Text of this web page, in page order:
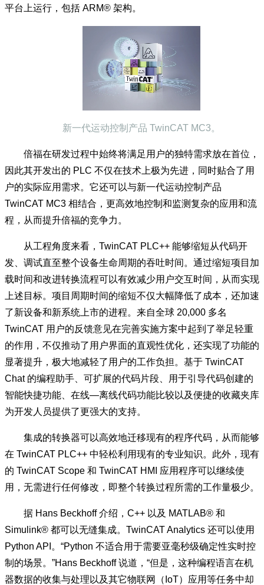
平台上运行，包括 ARM® 架构。
新一代运动控制产品 TwinCAT MC3。
倍福在研发过程中始终将满足用户的独特需求放在首位，
因此其开发出的 PLC 不仅在技术上极为先进，同时贴合了用
户的实际应用需求。它还可以与新一代运动控制产品
TwinCAT MC3 相结合，更高效地控制和监测复杂的应用和流
程，从而提升倍福的竞争力。
从工程角度来看，TwinCAT PLC++ 能够缩短从代码开
发、调试直至整个设备生命周期的吞吐时间。通过缩短项目加
载时间和改进转换流程可以有效减少用户交互时间，从而实现
上述目标。项目周期时间的缩短不仅大幅降低了成本，还加速
了新设备和新系统上市的进程。来自全球 20,000 多名
TwinCAT 用户的反馈意见在完善实施方案中起到了举足轻重
的作用，不仅推动了用户界面的直观性优化，还实现了功能的
显著提升，极大地减轻了用户的工作负担。基于 TwinCAT
Chat 的编程助手、可扩展的代码片段、用于引导代码创建的
智能快捷功能、在线—离线代码功能比较以及便捷的收藏夹库
为开发人员提供了更强大的支持。
集成的转换器可以高效地迁移现有的程序代码，从而能够
在 TwinCAT PLC++ 中轻松利用现有的专业知识。此外，现有
的 TwinCAT Scope 和 TwinCAT HMI 应用程序可以继续使
用，无需进行任何修改，即整个转换过程所需的工作量极少。
据 Hans Beckhoff 介绍，C++ 以及 MATLAB® 和
Simulink® 都可以无缝集成。TwinCAT Analytics 还可以使用
Python API。“Python 不适合用于需要亚毫秒级确定性实时控
制的场景。”Hans Beckhoff 说道，“但是，这种编程语言在机
器数据的收集与处理以及其它物联网（IoT）应用等任务中却